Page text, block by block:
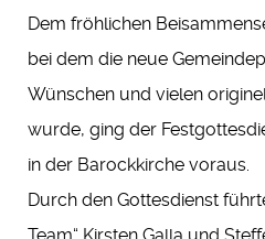
Dem fröhlichen
bei dem die neue
Wünschen und vielen
wurde, ging der
in der Barockkirche voraus.
Durch den Gottesdienst